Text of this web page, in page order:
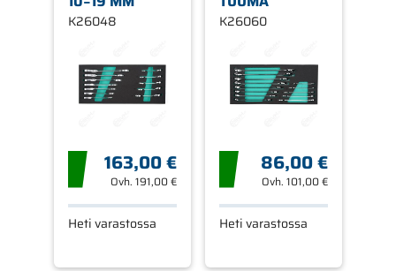
K26048
163,00 €
Ovh. 191,00 €
Heti varastossa
K26060
86,00 €
Ovh.101,00 €
Heti varastossa